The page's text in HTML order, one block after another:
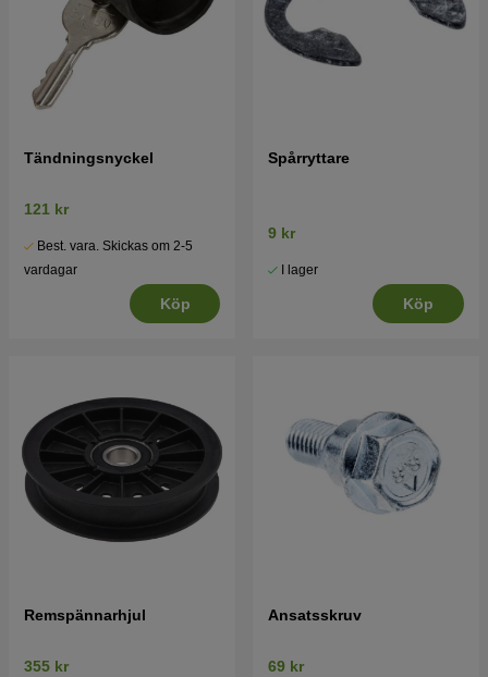
Tändningsnyckel
121 kr
Best. vara. Skickas om 2-5
vardagar
Köp
Spårryttare
9 kr
I lager
Köp
Remspännarhjul
355 kr
Ansatsskruv
69 kr